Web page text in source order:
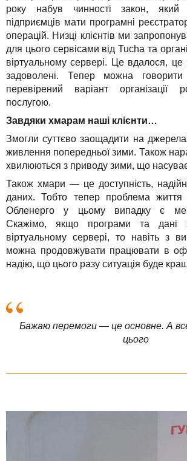
року набув чинності закон, який
підприємців мати програмні
операцій. Низці клієнтів ми
для цього сервісами від Tucha та
віртуальному сервері. Це вдалося, це
задоволені. Тепер можна
перевірений варіант
послугою.
Завдяки хмарам наші клієнти…
Змогли суттєво заощадити на
живлення попередньої зими. Також
хвилюються з приводу зими, що
Також хмари — це доступність,
даних. Тобто тепер проблема життя
Обленерго у цьому випадку є
Скажімо, якщо програми та дані
віртуальному сервері, то навіть з
можна продовжувати працювати в
надію, що цього разу ситуація буде
Бажаю перемоги — це основне. А
цього